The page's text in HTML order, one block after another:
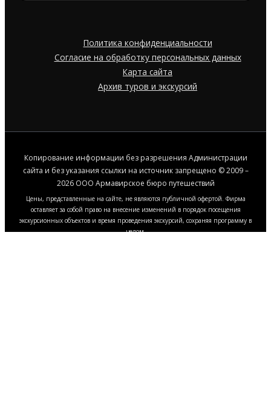
Политика конфиденциальности
Согласие на обработку персональных данных
Карта сайта
Архив туров и экскурсий
Копирование информации без разрешения Администрации
сайта и без указания ссылки на источник запрещено © 2009 –
2026 ООО Армавирское бюро путешествий
Цены, представленные на сайте, не являются публичной офертой. Фирма
оставляет за собой право на внесение изменений в порядок посещения
экскурсионных объектов и время проведения экскурсий, сохраняя программу в
целом.